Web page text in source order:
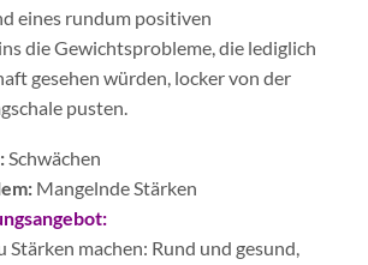
eines rundum positiven
die Gewichtsprobleme, die lediglich
gesehen würden, locker von der
pusten.
Schwächen
Mangelnde Stärken
Stärken machen: Rund und gesund,